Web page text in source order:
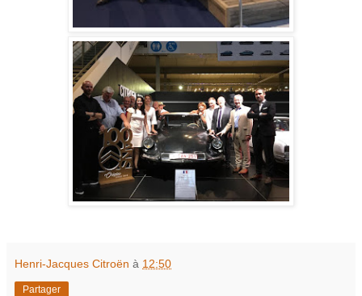
Henri-Jacques Citroën à 12:50
Partager